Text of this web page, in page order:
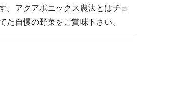
。アクアポニックス農法とはチョ
た自慢の野菜をご賞味下さい。